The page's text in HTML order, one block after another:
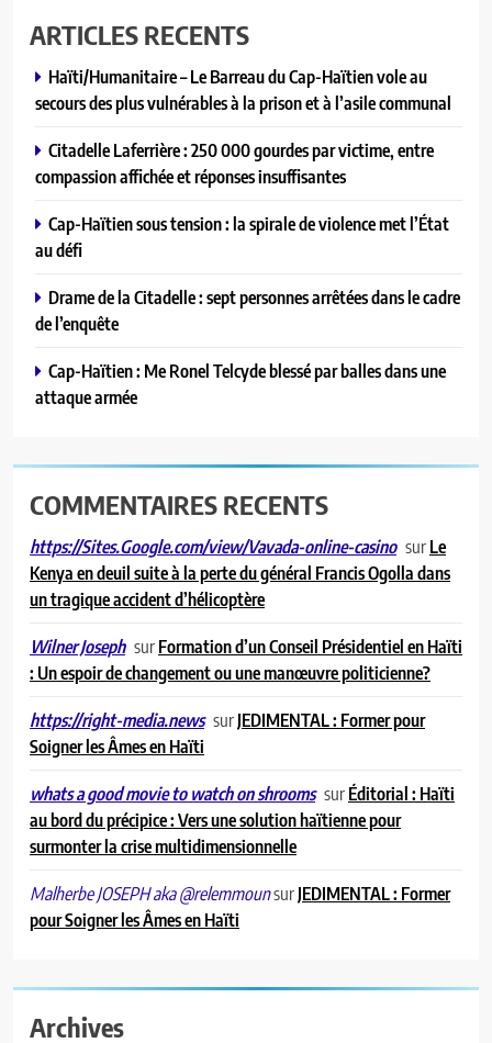
ARTICLES RECENTS
Haïti/Humanitaire – Le Barreau du Cap-Haïtien vole au
secours des plus vulnérables à la prison et à l’asile communal
Citadelle Laferrière : 250 000 gourdes par victime, entre
compassion affichée et réponses insuffisantes
Cap-Haïtien sous tension : la spirale de violence met l’État
au défi
Drame de la Citadelle : sept personnes arrêtées dans le cadre
de l’enquête
Cap-Haïtien : Me Ronel Telcyde blessé par balles dans une
attaque armée
COMMENTAIRES RECENTS
https://Sites.Google.com/view/Vavada-online-casino surLe
Kenya en deuil suite à la perte du général Francis Ogolla dans
un tragique accident d’hélicoptère
Wilner Joseph surFormation d’un Conseil Présidentiel en Haïti
: Un espoir de changement ou une manœuvre politicienne?
https://right-media.news surJEDIMENTAL : Former pour
Soigner les Âmes en Haïti
whats a good movie to watch on shrooms surÉditorial : Haïti
au bord du précipice : Vers une solution haïtienne pour
surmonter la crise multidimensionnelle
Malherbe JOSEPH aka @relemmounsurJEDIMENTAL : Former
pour Soigner les Âmes en Haïti
Archives